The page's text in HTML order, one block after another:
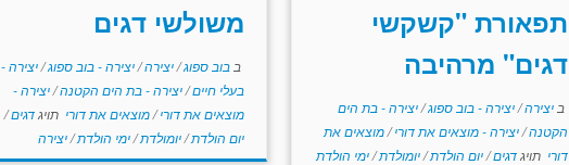
תפאורת "קשקשי
דגים" מרהיבה
ביצירה/יצירה - בוב ספוג/יצירה - בת הים
הקטנה/יצירה - מוצאים את דורי/מוצאים את
דורי תויגדגים/יום הולדת/יומולדת/ימי הולדת
משולשי דגים
ב בוב ספוג/יצירה/יצירה - בוב ספוג/יצירה -
בעלי חיים/יצירה - בת הים הקטנה/יצירה -
מוצאים את דורי/מוצאים את דורי תויגדגים/
יום הולדת/יומולדת/ימי הולדת/יצירה